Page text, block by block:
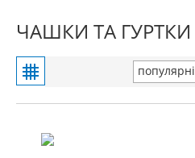
ЧАШКИ ТА ГУРТКИ
популярні